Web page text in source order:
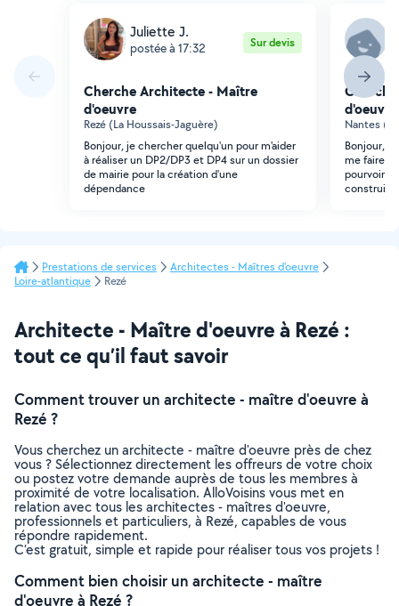
Juliette J.
postée à 17:32 Sur devis
Cherche Architecte - Maître
d'oeuvre
Rezé (La Houssais-Jaguère)
Bonjour, je chercher quelqu'un pour m'aider
à réaliser un DP2/DP3 et DP4 sur un dossier
de mairie pour la création d'une
dépendance
d'oeuvre
Nantes
Bonjour,
me faire
pourvoir
construire
Prestations de services
Architectes - Maîtres d'oeuvre
Loire-atlantique
Rezé
Architecte - Maître d'oeuvre à Rezé :
tout ce qu’il faut savoir
Comment trouver un architecte - maître d'oeuvre à
Rezé ?
Vous cherchez un architecte - maître d'oeuvre près de chez
vous ? Sélectionnez directement les offreurs de votre choix
ou postez votre demande auprès de tous les membres à
proximité de votre localisation. AlloVoisins vous met en
relation avec tous les architectes - maîtres d'oeuvre,
professionnels et particuliers, à Rezé, capables de vous
répondre rapidement.
C’est gratuit, simple et rapide pour réaliser tous vos projets !
Comment bien choisir un architecte - maître
d'oeuvre à Rezé ?